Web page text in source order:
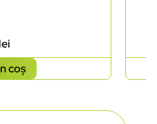
lei
coș